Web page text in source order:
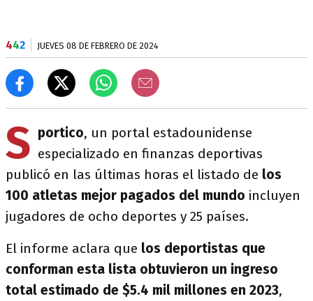
442 JUEVES 08 DE FEBRERO DE 2024
S portico, un portal estadounidense
especializado en finanzas deportivas
publicó en las últimas horas el listado de los
100 atletas mejor pagados del mundo incluyen
jugadores de ocho deportes y 25 países.
El informe aclara que los deportistas que
conforman esta lista obtuvieron un ingreso
total estimado de $5.4 mil millones en 2023,